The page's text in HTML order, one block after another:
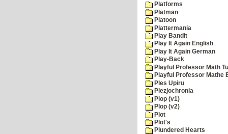
Platforms
Platman
Platoon
Plattermania
Play Bandit
Play It Again English
Play It Again German
Play-Back
Playful Professor Math
Playful Professor Mathe
Ples Upiru
Plezjochronia
Plop (v1)
Plop (v2)
Plot
Plot's
Plundered Hearts